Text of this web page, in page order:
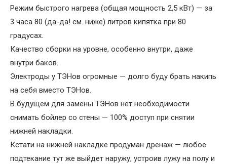
Режим быстрого нагрева (общая мощность 2,5 кВт) — за
3 часа 80 (да-да! см. ниже) литров кипятка при 80
градусах.
Качество сборки на уровне, особенно внутри, даже
внутри баков.
Электроды у ТЭНов огромные — долго буду брать накипь
на себя вместо ТЭНов.
В будущем для замены ТЭНов нет необходимости
снимать бойлер со стены — 100% доступ при снятии
нижней накладки.
Кстати на нижней накладке продуман дренаж — любое
подтекание тут же выйдет наружу, устроив лужу на полу и